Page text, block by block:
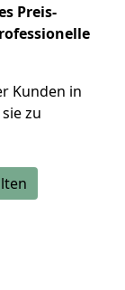
Preis-
Kunden in
zu